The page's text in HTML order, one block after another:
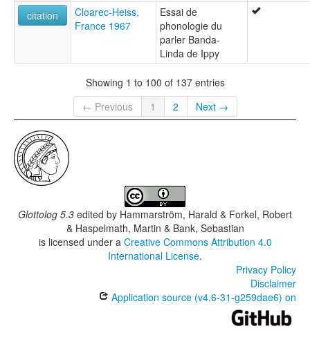
citation
Cloarec-Heiss,
France 1967
Essai de
phonologie du
parler Banda-
Linda de Ippy
Showing 1 to 100 of 137 entries
← Previous
1 2 Next →
Glottolog 5.3 edited by Hammarström, Harald & Forkel, Robert
& Haspelmath, Martin & Bank, Sebastian
is licensed under a Creative Commons Attribution 4.0
International License.
Privacy Policy
Disclaimer
Application source (v4.6-31-g259dae6) on